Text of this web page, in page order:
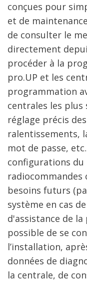
conçues pour
et de
de consulter le
directement
procéder à la
pro.UP et les
programmation
centrales les plus
réglage précis
ralentissements,
mot de passe,
configurations du
radiocommandes
besoins futurs
système en cas
d'assistance de
possible de se
l’installation,
données de
la centrale, de